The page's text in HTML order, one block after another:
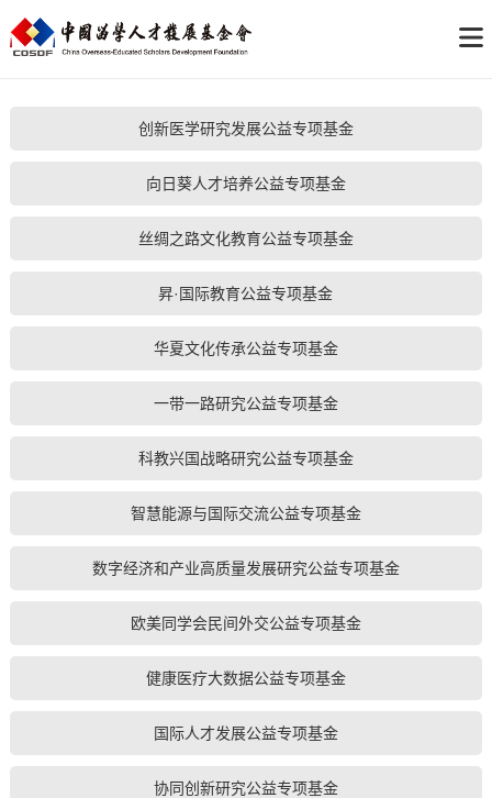
创新医学研究发展公益专项基金
向日葵人才培养公益专项基金
丝绸之路文化教育公益专项基金
昇·国际教育公益专项基金
华夏文化传承公益专项基金
一带一路研究公益专项基金
科教兴国战略研究公益专项基金
智慧能源与国际交流公益专项基金
数字经济和产业高质量发展研究公益专项基金
欧美同学会民间外交公益专项基金
健康医疗大数据公益专项基金
国际人才发展公益专项基金
协同创新研究公益专项基金